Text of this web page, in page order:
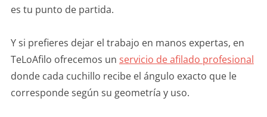
es tu punto de partida.
Y si prefieres dejar el trabajo en manos expertas, en
TeLoAfilo ofrecemos un servicio de afilado profesional
donde cada cuchillo recibe el ángulo exacto que le
corresponde según su geometría y uso.